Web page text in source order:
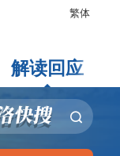
繁体
解读回应